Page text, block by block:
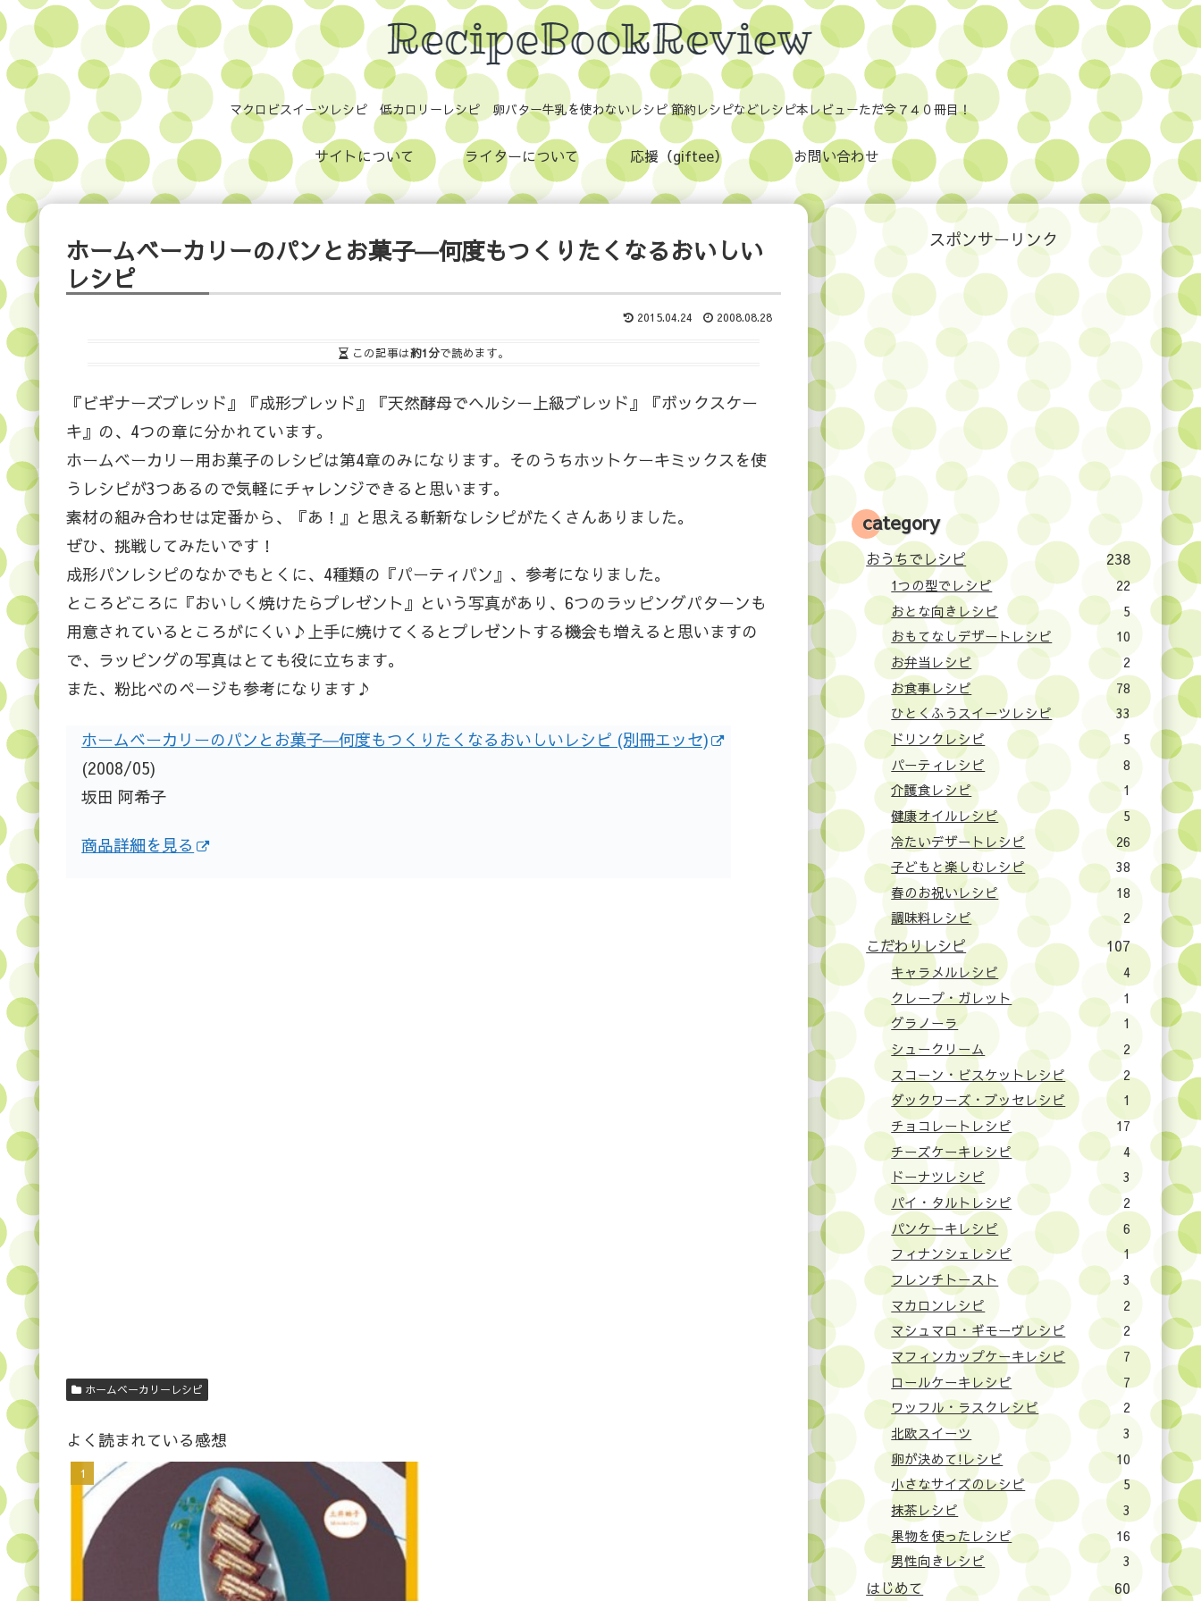
マクロビスイーツレシピ 低カロリーレシピ 卵バター牛乳を使わないレシピ 節約レシピなどレシピ本レビューただ今７４０冊目！
サイトについて ライターについて 応援（giftee） お問い合わせ
ホームベーカリーのパンとお菓子―何度もつくりたくなるおいしい
レシピ
2015.04.24 2008.08.28
この記事は約1分で読めます。
『ビギナーズブレッド』『成形ブレッド』『天然酵母でヘルシー上級ブレッド』『ボックスケー
キ』の、4つの章に分かれています。
ホームベーカリー用お菓子のレシピは第4章のみになります。そのうちホットケーキミックスを使
うレシピが3つあるので気軽にチャレンジできると思います。
素材の組み合わせは定番から、『あ！』と思える斬新なレシピがたくさんありました。
ぜひ、挑戦してみたいです！
成形パンレシピのなかでもとくに、4種類の『パーティパン』、参考になりました。
ところどころに『おいしく焼けたらプレゼント』という写真があり、6つのラッピングパターンも
用意されているところがにくい♪上手に焼けてくるとプレゼントする機会も増えると思いますの
で、ラッピングの写真はとても役に立ちます。
また、粉比べのページも参考になります♪
ホームベーカリーのパンとお菓子―何度もつくりたくなるおいしいレシピ (別冊エッセ)
(2008/05)
坂田 阿希子
商品詳細を見る
ホームベーカリーレシピ
よく読まれている感想
スポンサーリンク
category
おうちでレシピ 238
1つの型でレシピ
22
おとな向きレシピ
5
おもてなしデザートレシピ
10
お弁当レシピ
2
お食事レシピ
78
ひとくふうスイーツレシピ
33
ドリンクレシピ
5
パーティレシピ
8
介護食レシピ
1
健康オイルレシピ
5
冷たいデザートレシピ
26
子どもと楽しむレシピ
38
春のお祝いレシピ
18
調味料レシピ
2
こだわりレシピ 107
キャラメルレシピ
4
クレープ・ガレット
1
グラノーラ
1
シュークリーム
2
スコーン・ビスケットレシピ
2
ダックワーズ・ブッセレシピ
1
チョコレートレシピ
17
チーズケーキレシピ
4
ドーナツレシピ
3
パイ・タルトレシピ
2
パンケーキレシピ
6
フィナンシェレシピ
1
フレンチトースト
3
マカロンレシピ
2
マシュマロ・ギモーヴレシピ
2
マフィンカップケーキレシピ
7
ロールケーキレシピ
7
ワッフル・ラスクレシピ
2
北欧スイーツ
3
卵が決めて!レシピ
10
小さなサイズのレシピ
5
抹茶レシピ
3
果物を使ったレシピ
16
男性向きレシピ
3
はじめて 60